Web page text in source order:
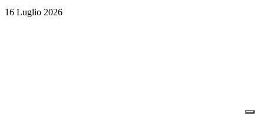
16 Luglio 2026